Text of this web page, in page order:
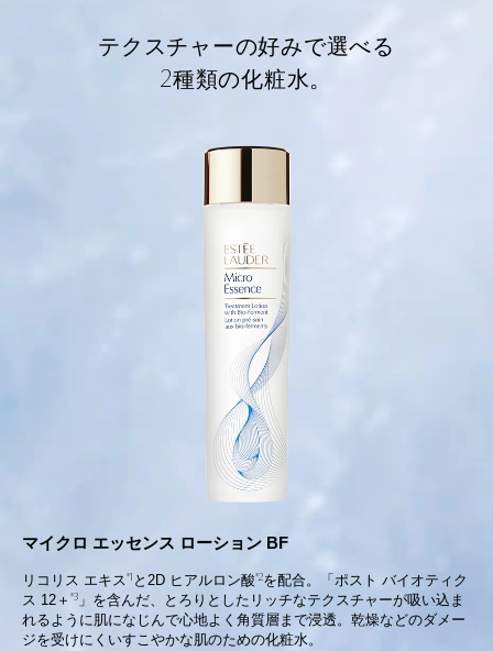
テクスチャーの好みで選べる
2種類の化粧水。
マイクロ エッセンス ローション BF
リコリス エキス*1 と2D ヒアルロン酸*2を配合。「ポスト バイオティク
ス 12＋ *3 」を含んだ、とろりとしたリッチなテクスチャーが吸い込ま
れるように肌になじんで心地よく角質層まで浸透。乾燥などのダメー
ジを受けにくいすこやかな肌のための化粧水。